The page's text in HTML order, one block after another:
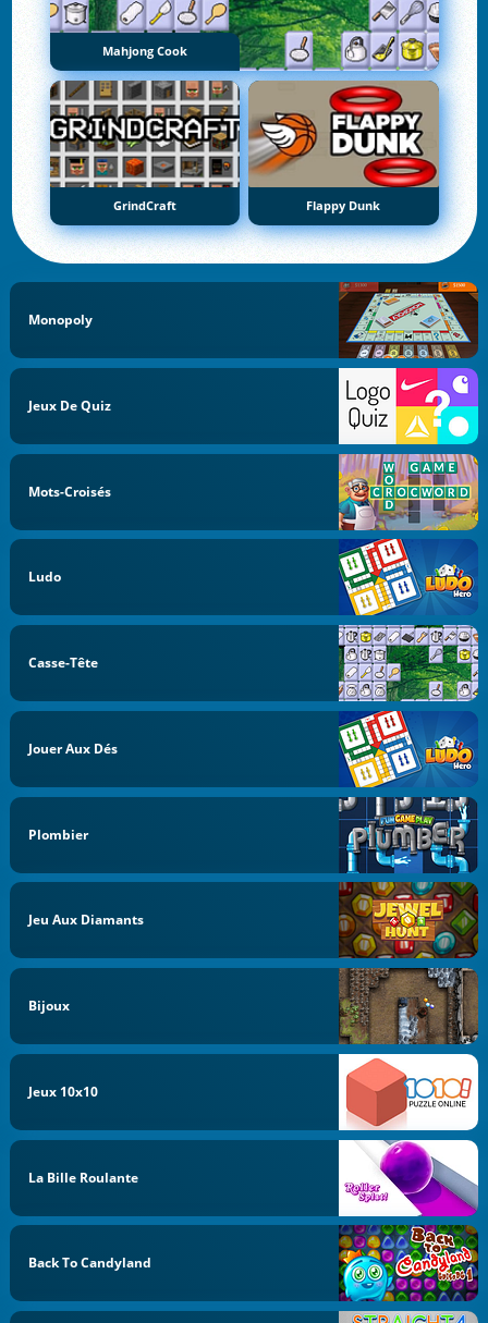
Mahjong Cook
GrindCraft Flappy Dunk
Monopoly
Jeux De Quiz
Mots-Croisés
Ludo
Casse-Tête
Jouer Aux Dés
Plombier
Jeu Aux Diamants
Bijoux
Jeux 10x10
La Bille Roulante
Back To Candyland